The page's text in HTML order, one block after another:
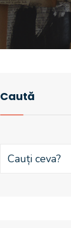
Caută